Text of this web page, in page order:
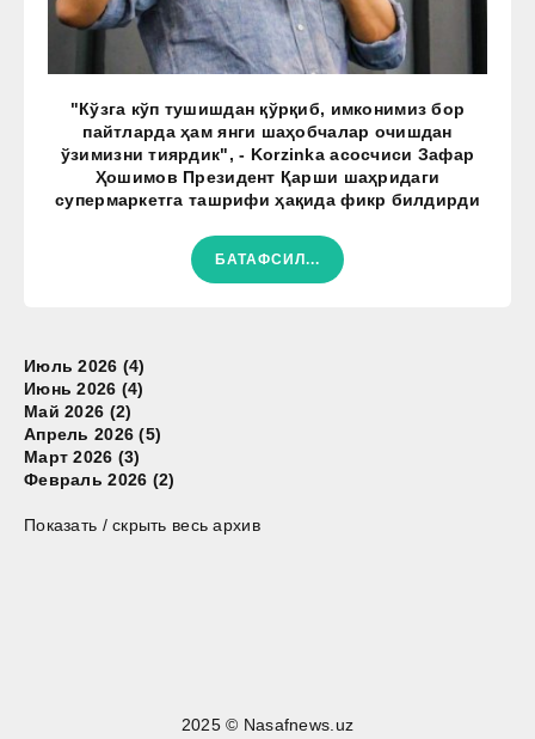
"Кўзга кўп тушишдан қўрқиб, имконимиз бор
пайтларда ҳам янги шаҳобчалар очишдан
ўзимизни тиярдик", - Korzinka асосчиси Зафар
Ҳошимов Президент Қарши шаҳридаги
супермаркетга ташрифи ҳақида фикр билдирди
БАТАФСИЛ...
Июль 2026 (4)
Июнь 2026 (4)
Май 2026 (2)
Апрель 2026 (5)
Март 2026 (3)
Февраль 2026 (2)
Показать / скрыть весь архив
2025 © Nasafnews.uz